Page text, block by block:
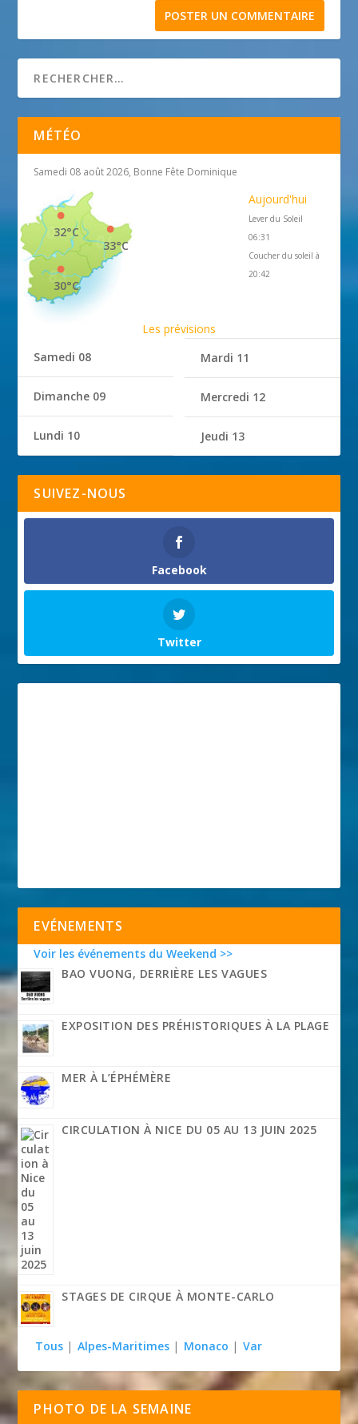
MÉTÉO
Samedi 08 août 2026, Bonne Fête Dominique
33°C
32°C
30°C
Aujourd'hui
Lever du Soleil
06:31
Coucher du soleil à
20:42
Les prévisions
Samedi 08
Dimanche 09
Lundi 10
Mardi 11
Mercredi 12
Jeudi 13
SUIVEZ-NOUS
Facebook
Twitter
EVÉNEMENTS
Voir les événements du Weekend >>
BAO VUONG, DERRIÈRE LES VAGUES
EXPOSITION DES PRÉHISTORIQUES À LA PLAGE
MER À L’ÉPHÉMÈRE
CIRCULATION À NICE DU 05 AU 13 JUIN 2025
STAGES DE CIRQUE À MONTE-CARLO
Tous | Alpes-Maritimes | Monaco | Var
PHOTO DE LA SEMAINE